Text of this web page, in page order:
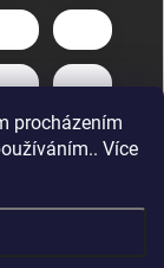
procházením
Více